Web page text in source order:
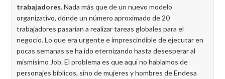
trabajadores. Nada más que de un nuevo modelo
organizativo, dónde un número aproximado de 20
trabajadores pasarían a realizar tareas globales para el
negocio. Lo que era urgente e imprescindible de ejecutar en
pocas semanas se ha ido eternizando hasta desesperar al
mismísimo Job. El problema es que aquí no hablamos de
personajes bíblicos, sino de mujeres y hombres de Endesa